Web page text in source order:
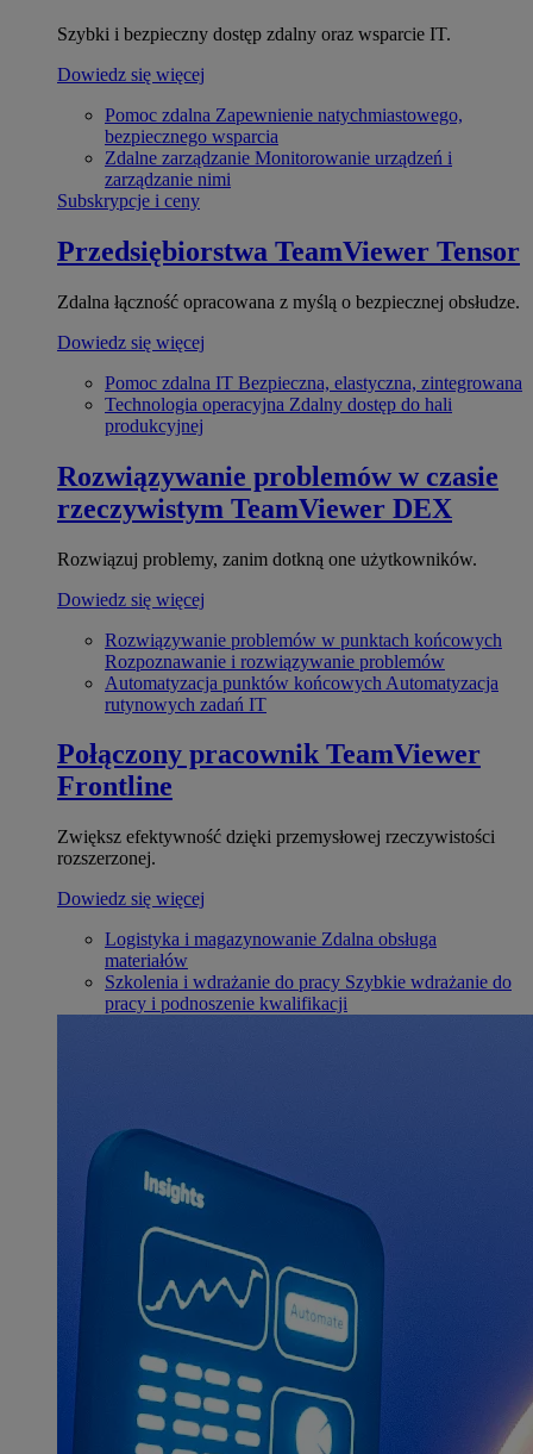
Szybki i bezpieczny dostęp zdalny oraz wsparcie IT.
Dowiedz się więcej
Pomoc zdalna Zapewnienie natychmiastowego,
bezpiecznego wsparcia
Zdalne zarządzanie Monitorowanie urządzeń i
zarządzanie nimi
Subskrypcje i ceny
Przedsiębiorstwa TeamViewer Tensor
Zdalna łączność opracowana z myślą o bezpiecznej obsłudze.
Dowiedz się więcej
Pomoc zdalna IT Bezpieczna, elastyczna, zintegrowana
Technologia operacyjna Zdalny dostęp do hali
produkcyjnej
Rozwiązywanie problemów w czasie
rzeczywistym TeamViewer DEX
Rozwiązuj problemy, zanim dotkną one użytkowników.
Dowiedz się więcej
Rozwiązywanie problemów w punktach końcowych
Rozpoznawanie i rozwiązywanie problemów
Automatyzacja punktów końcowych Automatyzacja
rutynowych zadań IT
Połączony pracownik TeamViewer
Frontline
Zwiększ efektywność dzięki przemysłowej rzeczywistości
rozszerzonej.
Dowiedz się więcej
Logistyka i magazynowanie Zdalna obsługa
materiałów
Szkolenia i wdrażanie do pracy Szybkie wdrażanie do
pracy i podnoszenie kwalifikacji